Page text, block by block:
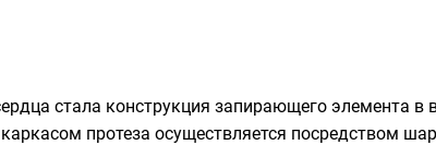
стала конструкция запирающего элемента
протеза осуществляется посредством